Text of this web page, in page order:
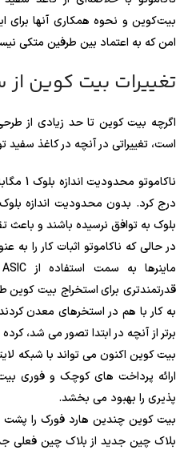
بیت‌کوین و نحوه همکاری آنها برای
امن که به اعتماد بین طرفین متکی
تغییرات بیت کوین از سال
اگرچه بیت کوین تا حد زیادی از
است، تغییراتی در آنچه در کاغذ
درج کرد. بدون محدودیت اندازه
بلوک به توافق نرسیده باشند و
قدرتمندتری برای استخراج بیت
به کار با هم در استخرهای معدن
برتر از آنچه در ابتدا تصور می شد،
بیت کوین اکنون می تواند با شبکه
ارائه پرداخت های کوچک و فوری
پذیری را بهبود می بخشد.
بیت کوین چندین هارد فورک را
بلاک چین جدید از بلاک چین فعلی